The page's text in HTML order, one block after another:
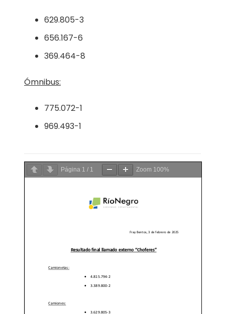
629.805-3
656.167-6
369.464-8
Ómnibus:
775.072-1
969.493-1
Página 1 / 1 Zoom 100%